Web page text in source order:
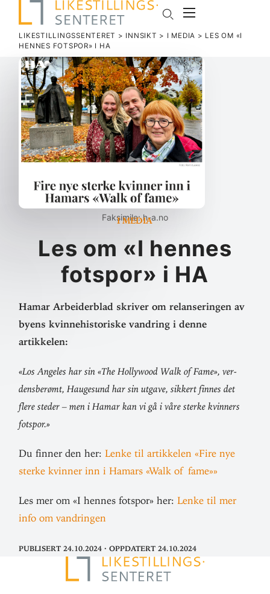
LIKESTILLINGSSENTERET > INNSIKT > I MEDIA > LES OM «I
HENNES FOTSPOR» I HA
Faksimile: h-a.no
I media
Les om «I hennes
fotspor» i HA
Hamar Arbei­derblad skriver om relan­se­ringen av
byens kvinne­his­to­riske vandring i denne
artikkelen:
«Los Angeles har sin «The Hol­lywood Walk of Fame», ver­
dens­berømt, Haugesund har sin utgave, sikkert finnes det
flere steder – men i Hamar kan vi gå i våre sterke kvinners
fotspor.»
Du finner den her:Lenke til artik­kelen «Fire nye
sterke kvinner inn i Hamars «Walk of fame»»
Les mer om «I hennes fotspor» her:Lenke til mer
info om vandringen
Publisert 24.10.2024· Oppdatert 24.10.2024